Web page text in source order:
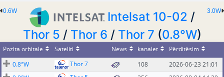
3.0W
0.6W Intelsat 10-02 /
Thor 5 / Thor 6 / Thor 7 (0.8°W)
Pozita orbitale Sateliti News kanalet
Përditësim
0.8°W
Thor 7 108
2026-06-23 21:01